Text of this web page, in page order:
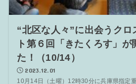
“北区な人々”に出会うクロ
ト第６回「きたくろす」が
た！（10/14）
2023.12.01
10月14日（土曜）12時30分に兵庫県指定